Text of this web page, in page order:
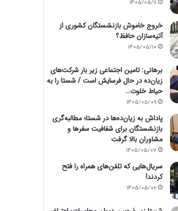
1405/05/11
خروج خاموش بازنشستگان کشوری از
آتیه‌سازان حافظ؟
1405/05/10
برهانی: تامین اجتماعی زیر بار شرکت‌های
زیان‌ده در حال فرسایش است / شستا را به
حیاط خلوت…
1405/05/09
پاداش به زیان‌ده‌ها در شستا؛ مطالبه‌گری
بازنشستگان برای شفافیت سفرها و
مشاوران بالا گرفت
1405/05/07
سریال‌هایی که تلفن‌های همراه را فتح
کردند!
1405/05/06